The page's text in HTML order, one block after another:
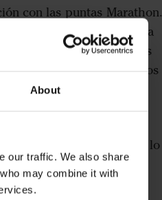
About
our traffic. We also share
may combine it with
con las puntas Marathon.
en el mantenimiento de la
opción para las puntas
desarrollador de conceptos
de 50/80 mm.
Edge de 80 mm y, por lo
Entrará mejor en
reduce la cantidad de